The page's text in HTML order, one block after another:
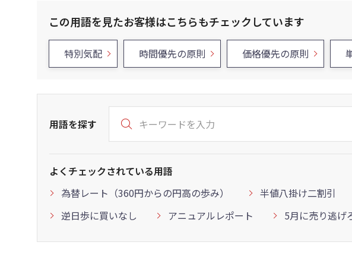
この用語を見たお客様はこちらもチェックしています
特別気配 時間優先の原則 価格優先の原則
用語を探す
よくチェックされている用語
為替レート（360円からの円高の歩み）
半値八掛け二割引
逆日歩に買いなし
アニュアルレポート 5月に売り逃げ